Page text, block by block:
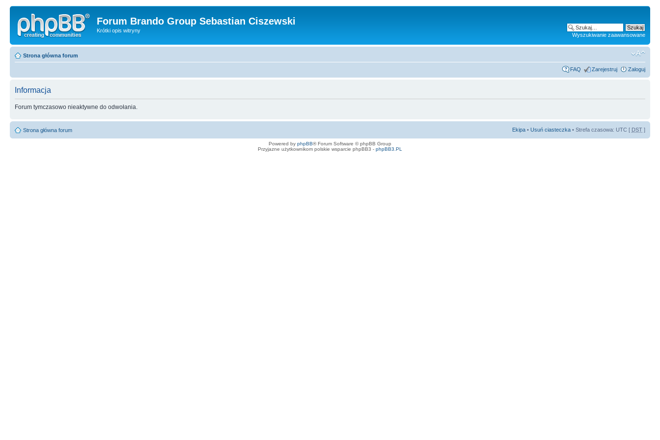
Forum Brando Group Sebastian Ciszewski
Krótki opis witryny
Wyszukiwanie zaawansowane
Strona główna forum
FAQ Zarejestruj Zaloguj
Informacja
Forum tymczasowo nieaktywne do odwołania.
Strona główna forum Ekipa • Usuń ciasteczka • Strefa czasowa: UTC [ DST ]
Powered by phpBB® Forum Software © phpBB Group
Przyjazne użytkownikom polskie wsparcie phpBB3 - phpBB3.PL